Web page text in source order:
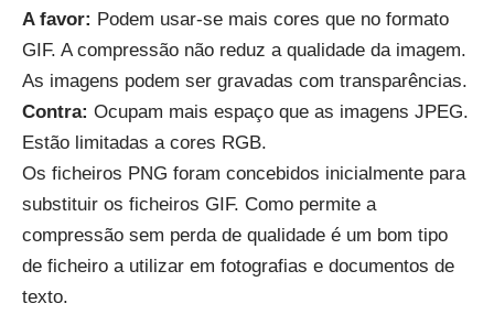
A favor: Podem usar-se mais cores que no formato
GIF. A compressão não reduz a qualidade da imagem.
As imagens podem ser gravadas com transparências.
Contra: Ocupam mais espaço que as imagens JPEG.
Estão limitadas a cores RGB.
Os ficheiros PNG foram concebidos inicialmente para
substituir os ficheiros GIF. Como permite a
compressão sem perda de qualidade é um bom tipo
de ficheiro a utilizar em fotografias e documentos de
texto.